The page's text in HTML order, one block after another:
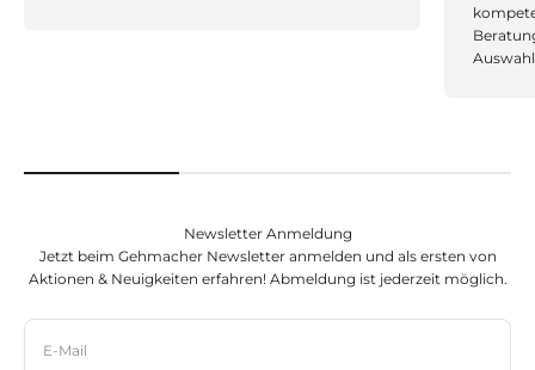
Newsletter Anmeldung
Jetzt beim Gehmacher Newsletter anmelden und als ersten von
Aktionen & Neuigkeiten erfahren! Abmeldung ist jederzeit möglich.
E-Mail